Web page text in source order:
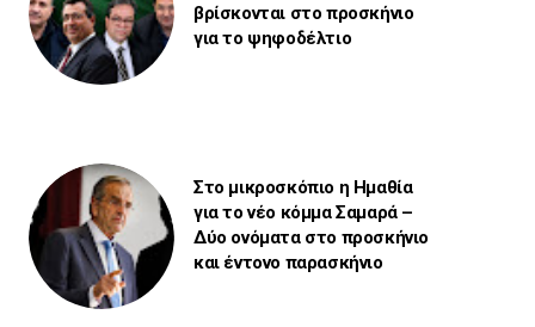
βρίσκονται στο προσκήνιο
για το ψηφοδέλτιο
Στο μικροσκόπιο η Ημαθία
για το νέο κόμμα Σαμαρά –
Δύο ονόματα στο προσκήνιο
και έντονο παρασκήνιο